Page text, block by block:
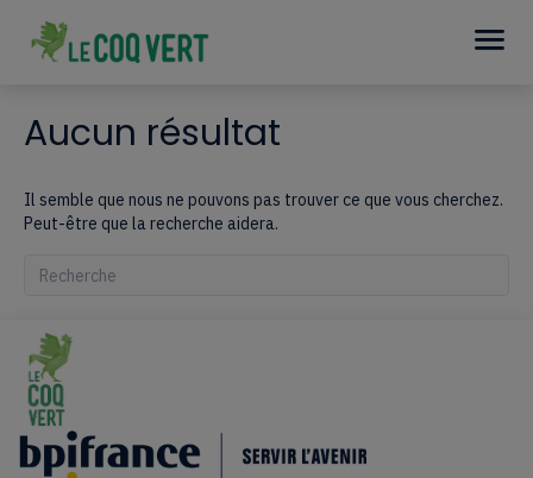
Aucun résultat
Il semble que nous ne pouvons pas trouver ce que vous cherchez.
Peut-être que la recherche aidera.